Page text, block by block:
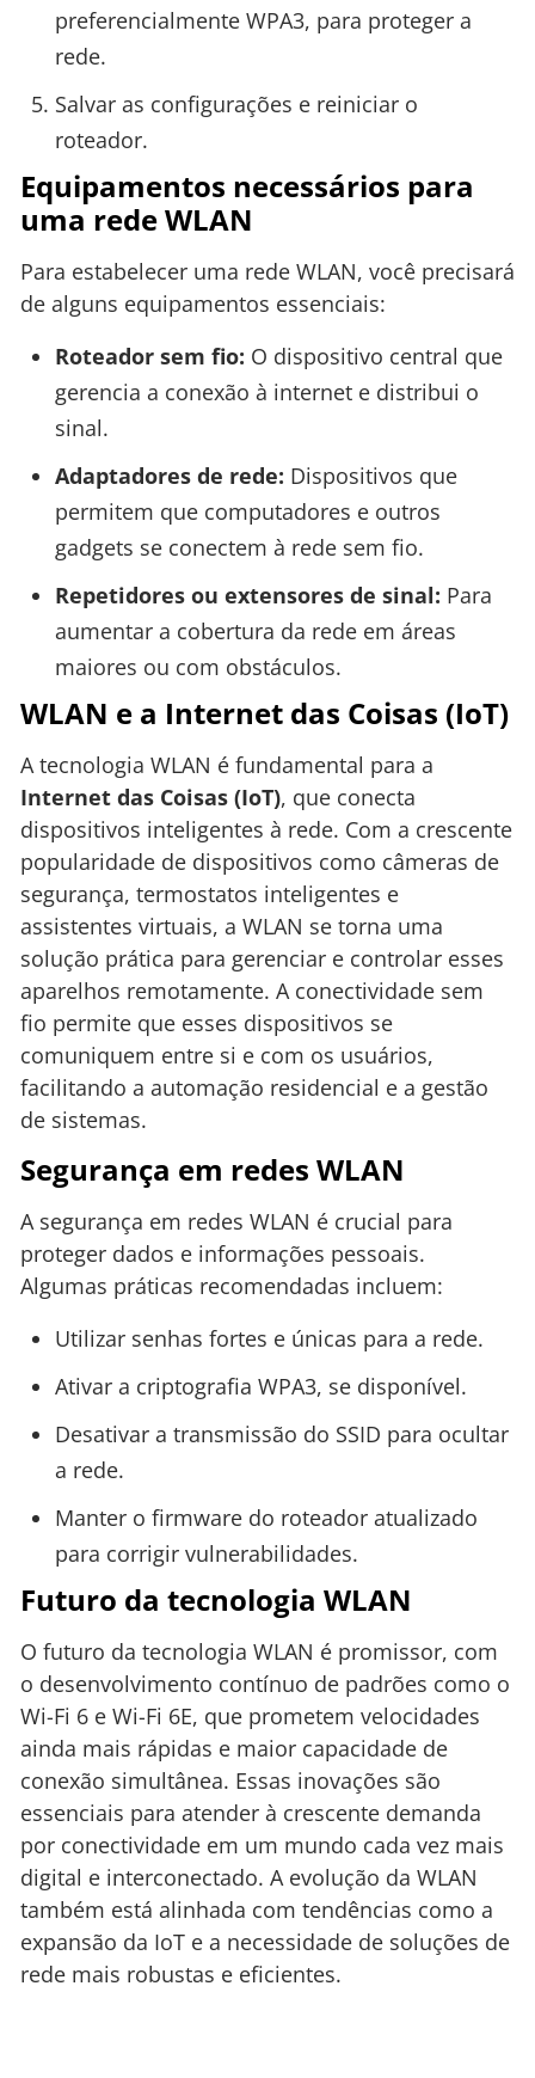
preferencialmente WPA3, para proteger a
rede.
Salvar as configurações e reiniciar o
roteador.
Equipamentos necessários para
uma rede WLAN
Para estabelecer uma rede WLAN, você precisará
de alguns equipamentos essenciais:
Roteador sem fio: O dispositivo central que
gerencia a conexão à internet e distribui o
sinal.
Adaptadores de rede: Dispositivos que
permitem que computadores e outros
gadgets se conectem à rede sem fio.
Repetidores ou extensores de sinal: Para
aumentar a cobertura da rede em áreas
maiores ou com obstáculos.
WLAN e a Internet das Coisas (IoT)
A tecnologia WLAN é fundamental para a
Internet das Coisas (IoT), que conecta
dispositivos inteligentes à rede. Com a crescente
popularidade de dispositivos como câmeras de
segurança, termostatos inteligentes e
assistentes virtuais, a WLAN se torna uma
solução prática para gerenciar e controlar esses
aparelhos remotamente. A conectividade sem
fio permite que esses dispositivos se
comuniquem entre si e com os usuários,
facilitando a automação residencial e a gestão
de sistemas.
Segurança em redes WLAN
A segurança em redes WLAN é crucial para
proteger dados e informações pessoais.
Algumas práticas recomendadas incluem:
Utilizar senhas fortes e únicas para a rede.
Ativar a criptografia WPA3, se disponível.
Desativar a transmissão do SSID para ocultar
a rede.
Manter o firmware do roteador atualizado
para corrigir vulnerabilidades.
Futuro da tecnologia WLAN
O futuro da tecnologia WLAN é promissor, com
o desenvolvimento contínuo de padrões como o
Wi-Fi 6 e Wi-Fi 6E, que prometem velocidades
ainda mais rápidas e maior capacidade de
conexão simultânea. Essas inovações são
essenciais para atender à crescente demanda
por conectividade em um mundo cada vez mais
digital e interconectado. A evolução da WLAN
também está alinhada com tendências como a
expansão da IoT e a necessidade de soluções de
rede mais robustas e eficientes.